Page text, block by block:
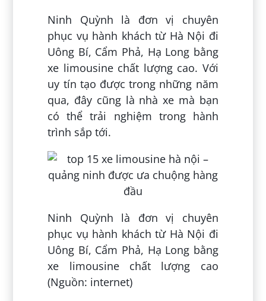
Ninh Quỳnh là đơn vị chuyên
phục vụ hành khách từ Hà Nội đi
Uông Bí, Cẩm Phả, Hạ Long bằng
xe limousine chất lượng cao. Với
uy tín tạo được trong những năm
qua, đây cũng là nhà xe mà bạn
có thể trải nghiệm trong hành
trình sắp tới.
Ninh Quỳnh là đơn vị chuyên
phục vụ hành khách từ Hà Nội đi
Uông Bí, Cẩm Phả, Hạ Long bằng
xe limousine chất lượng cao
(Nguồn: internet)